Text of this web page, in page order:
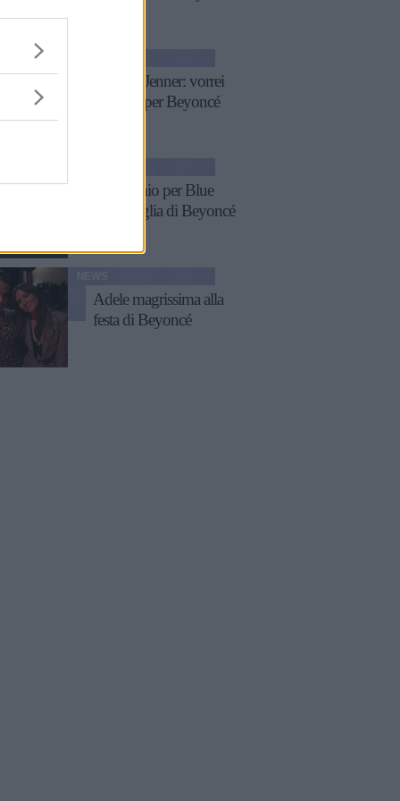
Kendall Jenner: vorrei
lavorare per Beyoncé
Un premio per Blue
Ivy, la figlia di Beyoncé
Adele magrissima alla
festa di Beyoncé